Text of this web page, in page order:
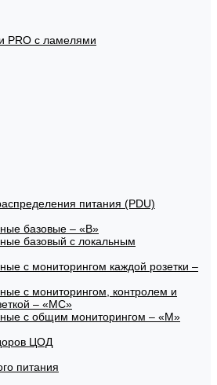
PRO с ламелями
питания (PDU)
базовые – «В»
базовый с локальным
с мониторингом каждой розетки –
с мониторингом, контролем и
– «МС»
с общим мониторингом – «М»
ЦОД
питания